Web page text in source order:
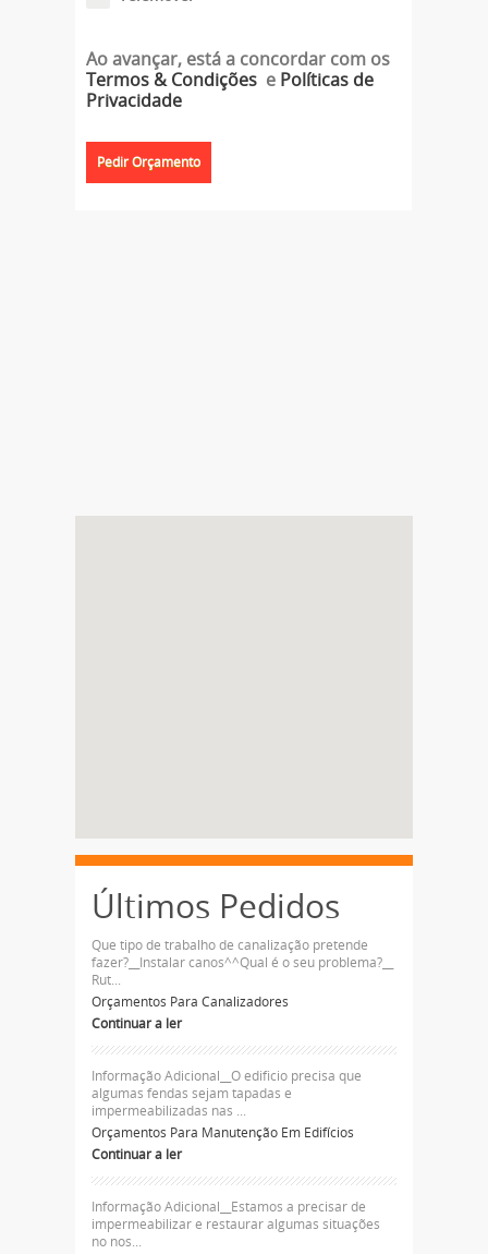
Ao avançar, está a concordar com os
Termos & Condições e Políticas de
Privacidade
Últimos Pedidos
Que tipo de trabalho de canalização pretende
fazer?__Instalar canos^^Qual é o seu problema?__
Rut...
Orçamentos Para Canalizadores
Continuar a ler
Informação Adicional__O edificio precisa que
algumas fendas sejam tapadas e
impermeabilizadas nas ...
Orçamentos Para Manutenção Em Edifícios
Continuar a ler
Informação Adicional__Estamos a precisar de
impermeabilizar e restaurar algumas situações
no nos...